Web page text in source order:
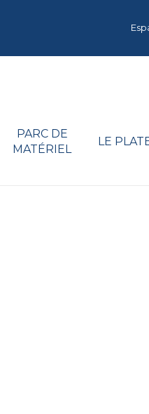
PARC DE
MATÉRIEL
LE